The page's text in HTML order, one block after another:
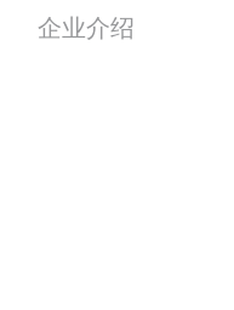
企业介绍